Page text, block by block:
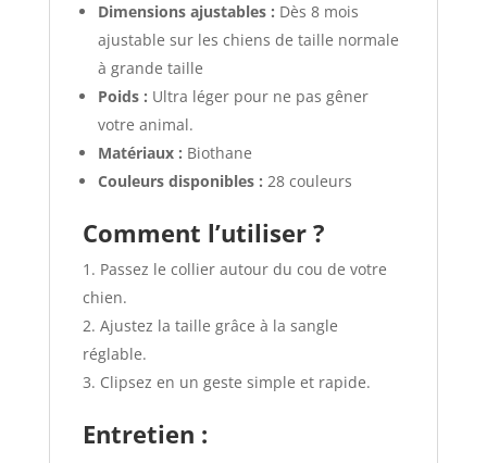
Dimensions ajustables : Dès 8 mois
ajustable sur les chiens de taille normale
à grande taille
Poids : Ultra léger pour ne pas gêner
votre animal.
Matériaux : Biothane
Couleurs disponibles : 28 couleurs
Comment l’utiliser ?
Passez le collier autour du cou de votre
chien.
Ajustez la taille grâce à la sangle
réglable.
Clipsez en un geste simple et rapide.
Entretien :